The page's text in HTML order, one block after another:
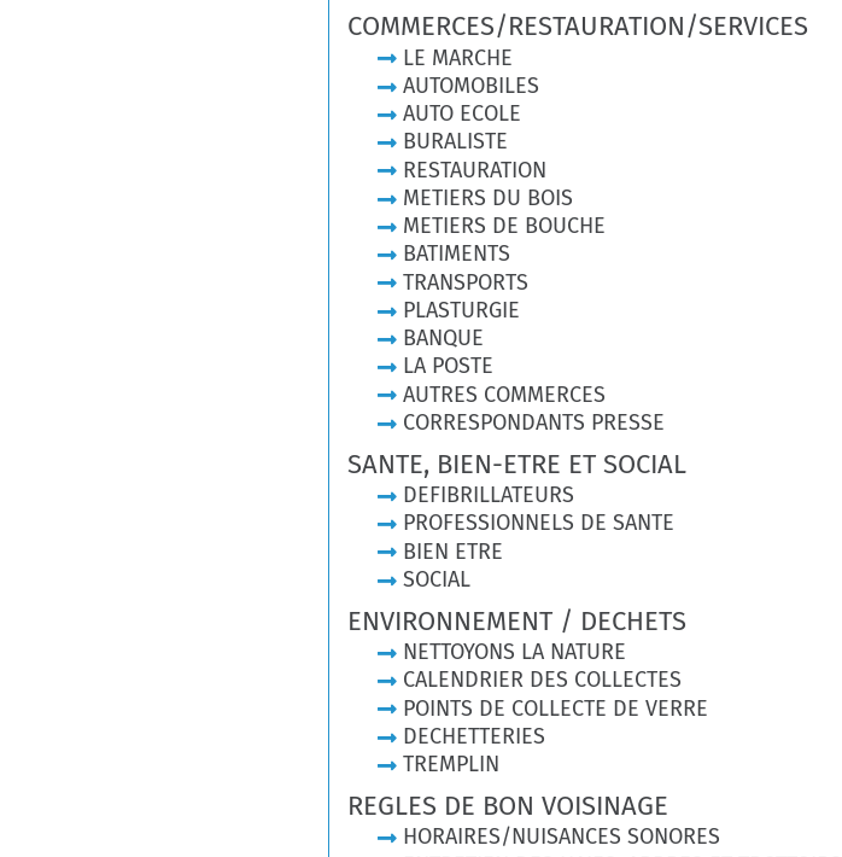
COMMERCES/RESTAURATION/SERVICES
LE MARCHE
AUTOMOBILES
AUTO ECOLE
BURALISTE
RESTAURATION
METIERS DU BOIS
METIERS DE BOUCHE
BATIMENTS
TRANSPORTS
PLASTURGIE
BANQUE
LA POSTE
AUTRES COMMERCES
CORRESPONDANTS PRESSE
SANTE, BIEN-ETRE ET SOCIAL
DEFIBRILLATEURS
PROFESSIONNELS DE SANTE
BIEN ETRE
SOCIAL
ENVIRONNEMENT / DECHETS
NETTOYONS LA NATURE
CALENDRIER DES COLLECTES
POINTS DE COLLECTE DE VERRE
DECHETTERIES
TREMPLIN
REGLES DE BON VOISINAGE
HORAIRES/NUISANCES SONORES